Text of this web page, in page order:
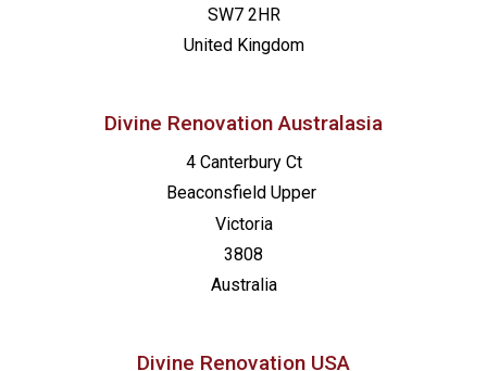
SW7 2HR
United Kingdom
Divine Renovation Australasia
4 Canterbury Ct
Beaconsfield Upper
Victoria
3808
Australia
Divine Renovation USA